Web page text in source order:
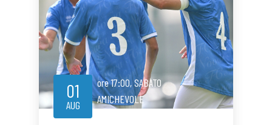
01
AUG
ore17:00,SABATO
AMICHEVOLE